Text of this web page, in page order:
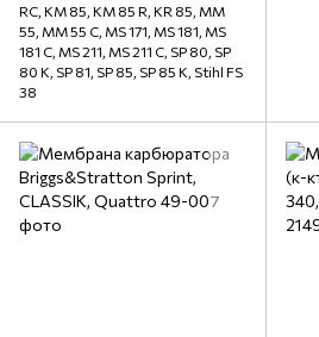
RC, KM 85, KM 85 R, KR 85, MM
55, MM 55 C, MS 171, MS 181, MS
181 C, MS 211, MS 211 C, SP 80, SP
80 K, SP 81, SP 85, SP 85 K, Stihl FS
38